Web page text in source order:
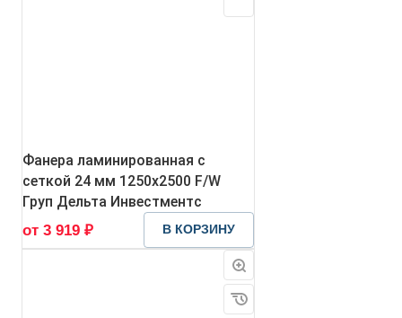
Фанера ламинированная с
сеткой 24 мм 1250х2500 F/W
Груп Дельта Инвестментс
от 3 919 ₽
В КОРЗИНУ